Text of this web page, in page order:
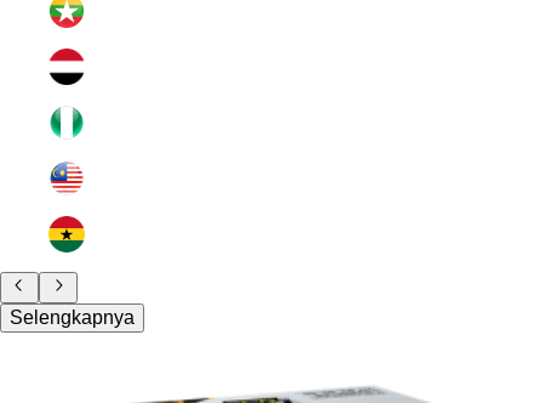
Selengkapnya